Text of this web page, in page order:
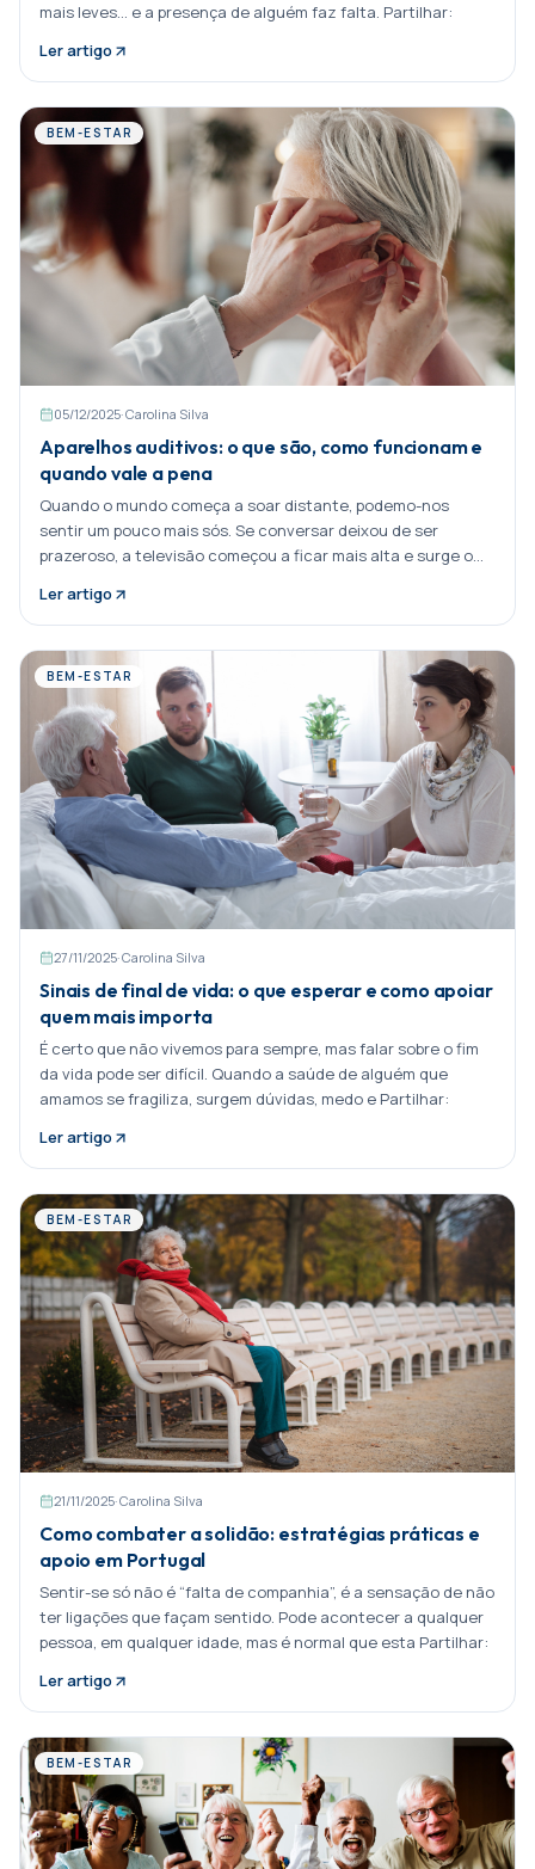
mais leves… e a presença de alguém faz falta. Partilhar:
Ler artigo
BEM-ESTAR
05/12/2025·Carolina Silva
Aparelhos auditivos: o que são, como funcionam e
quando vale a pena
Quando o mundo começa a soar distante, podemo-nos
sentir um pouco mais sós. Se conversar deixou de ser
prazeroso, a televisão começou a ficar mais alta e surge o
Ler artigo
BEM-ESTAR
27/11/2025·Carolina Silva
Sinais de final de vida: o que esperar e como apoiar
quem mais importa
É certo que não vivemos para sempre, mas falar sobre o fim
da vida pode ser difícil. Quando a saúde de alguém que
amamos se fragiliza, surgem dúvidas, medo e Partilhar:
Ler artigo
BEM-ESTAR
21/11/2025·Carolina Silva
Como combater a solidão: estratégias práticas e
apoio em Portugal
Sentir-se só não é “falta de companhia”, é a sensação de não
ter ligações que façam sentido. Pode acontecer a qualquer
pessoa, em qualquer idade, mas é normal que esta Partilhar:
Ler artigo
BEM-ESTAR